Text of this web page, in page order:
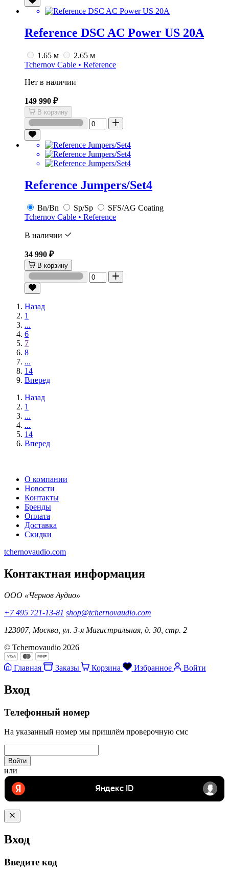
Reference DSC AC Power US 20A
1.65 м
2.65 м
Tchernov Cable • Reference
Нет в наличии
149 990 ₽
В корзину
Reference Jumpers/Set4
Bn/Bn Sp/Sp
SFS/AG Coating
Tchernov Cable • Reference
В наличии
34 990 ₽
В корзину
Назад
1
...
6
7
8
...
14
Вперед
Назад
1
...
...
14
Вперед
О компании
Новости
Контакты
Бренды
Оплата
Доставка
Скидки
tchernovaudio.com
Контактная информация
ООО «Чернов Аудио»
+7 495 721-13-81 shop@tchernovaudio.com
123007, Москва, ул. 3-я Магистральная, д. 30, стр. 2
© Tchernovaudio 2026
Главная Заказы Корзина Избранное Войти
Вход
Телефонный номер
На указанный номер мы пришлём проверочную смс
Войти
или
Вход
Введите код